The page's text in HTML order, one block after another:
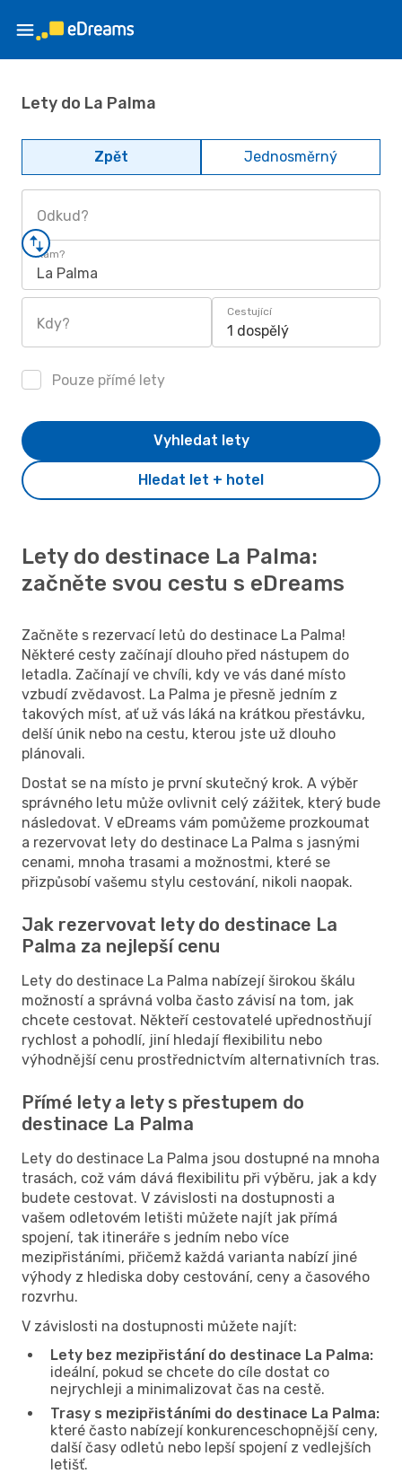
Lety do La Palma
Zpět Jednosměrný
Odkud?
Kam?
La Palma
Kdy?
Cestující
1 dospělý
Pouze přímé lety
Hledat let + hotel
Vyhledat lety
Lety do destinace La Palma:
začněte svou cestu s eDreams
Začněte s rezervací letů do destinace La Palma!
Některé cesty začínají dlouho před nástupem do
letadla. Začínají ve chvíli, kdy ve vás dané místo
vzbudí zvědavost. La Palma je přesně jedním z
takových míst, ať už vás láká na krátkou přestávku,
delší únik nebo na cestu, kterou jste už dlouho
plánovali.
Dostat se na místo je první skutečný krok. A výběr
správného letu může ovlivnit celý zážitek, který bude
následovat. V eDreams vám pomůžeme prozkoumat
a rezervovat lety do destinace La Palma s jasnými
cenami, mnoha trasami a možnostmi, které se
přizpůsobí vašemu stylu cestování, nikoli naopak.
Jak rezervovat lety do destinace La
Palma za nejlepší cenu
Lety do destinace La Palma nabízejí širokou škálu
možností a správná volba často závisí na tom, jak
chcete cestovat. Někteří cestovatelé upřednostňují
rychlost a pohodlí, jiní hledají flexibilitu nebo
výhodnější cenu prostřednictvím alternativních tras.
Přímé lety a lety s přestupem do
destinace La Palma
Lety do destinace La Palma jsou dostupné na mnoha
trasách, což vám dává flexibilitu při výběru, jak a kdy
budete cestovat. V závislosti na dostupnosti a
vašem odletovém letišti můžete najít jak přímá
spojení, tak itineráře s jedním nebo více
mezipřistáními, přičemž každá varianta nabízí jiné
výhody z hlediska doby cestování, ceny a časového
rozvrhu.
V závislosti na dostupnosti můžete najít:
Lety bez mezipřistání do destinace La Palma:
ideální, pokud se chcete do cíle dostat co
nejrychleji a minimalizovat čas na cestě.
Trasy s mezipřistáními do destinace La Palma:
které často nabízejí konkurenceschopnější ceny,
další časy odletů nebo lepší spojení z vedlejších
letišť.